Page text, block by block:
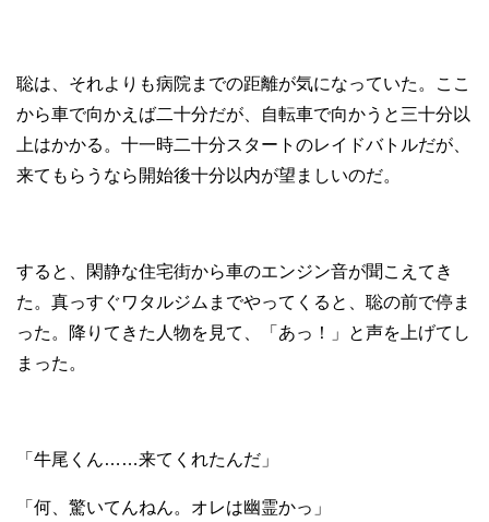
聡は、それよりも病院までの距離が気になっていた。ここ
から車で向かえば二十分だが、自転車で向かうと三十分以
上はかかる。十一時二十分スタートのレイドバトルだが、
来てもらうなら開始後十分以内が望ましいのだ。
すると、閑静な住宅街から車のエンジン音が聞こえてき
た。真っすぐワタルジムまでやってくると、聡の前で停ま
った。降りてきた人物を見て、「あっ！」と声を上げてし
まった。
「牛尾くん……来てくれたんだ」
「何、驚いてんねん。オレは幽霊かっ」